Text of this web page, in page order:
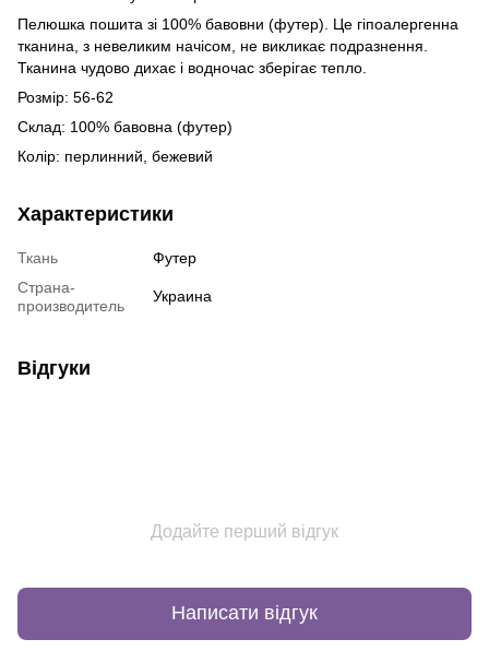
Пелюшка пошита зі 100% бавовни (футер). Це гіпоалергенна
тканина, з невеликим начісом, не викликає подразнення.
Тканина чудово дихає і водночас зберігає тепло.
Розмір: 56-62
Склад: 100% бавовна (футер)
Колір: перлинний, бежевий
Характеристики
Ткань
Футер
Страна-
производитель
Украина
Відгуки
Додайте перший відгук
Написати відгук